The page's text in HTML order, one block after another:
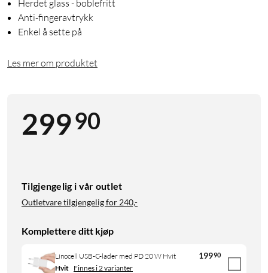
Herdet glass - boblefritt
Anti-fingeravtrykk
Enkel å sette på
Les mer om produktet
29990
Tilgjengelig i vår outlet
Outletvare tilgjengelig for240,-
Komplettere ditt kjøp
Linocell USB-C-lader med PD 20 W Hvit 19990
Hvit Finnes i 2 varianter